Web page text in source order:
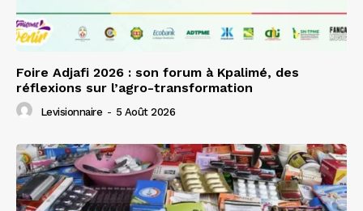
Foire Adjafi 2026 : son forum à Kpalimé, des
réflexions sur l’agro-transformation
Levisionnaire - 5 Août 2026